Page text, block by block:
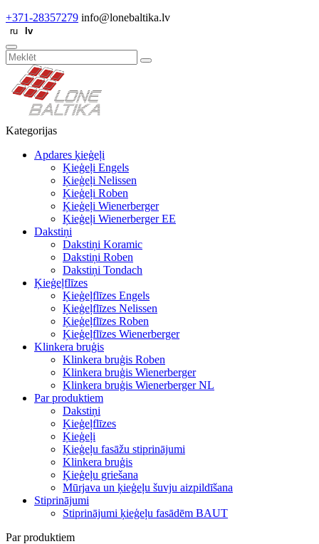
+371-28357279 info@lonebaltika.lv
Kategorijas
Apdares ķieģeļi
Ķieģeļi Engels
Ķieģeļi Nelissen
Ķieģeļi Roben
Ķieģeļi Wienerberger
Ķieģeļi Wienerberger EE
Dakstiņi
Dakstiņi Koramic
Dakstiņi Roben
Dakstiņi Tondach
Ķieģeļflīzes
Ķieģeļflīzes Engels
Ķieģeļflīzes Nelissen
Ķieģeļflīzes Roben
Ķieģeļflīzes Wienerberger
Klinkera bruģis
Klinkera bruģis Roben
Klinkera bruģis Wienerberger
Klinkera bruģis Wienerberger NL
Par produktiem
Dakstiņi
Ķieģeļflīzes
Ķieģeļi
Ķieģeļu fasāžu stiprinājumi
Klinkera bruģis
Ķieģeļu griešana
Mūrjava un ķieģeļu šuvju aizpildīšana
Stiprinājumi
Stiprinājumi ķieģeļu fasādēm BAUT
Par produktiem